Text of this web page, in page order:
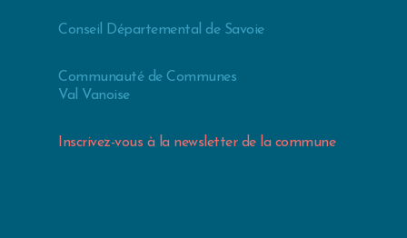
Conseil Départemental de Savoie
Communauté de Communes
Val Vanoise
Inscrivez-vous à la newsletter de la commune